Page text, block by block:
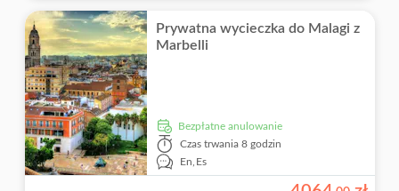
Prywatna wycieczka do Malagi z
Marbelli
Bezpłatne anulowanie
Czas trwania 8 godzin
En,Es